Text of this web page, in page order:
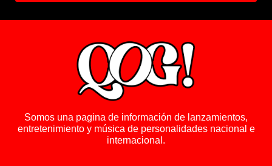
Somos una pagina de información de lanzamientos,
entretenimiento y música de personalidades nacional e
internacional.